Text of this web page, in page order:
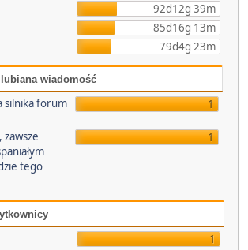
92d12g 39m
85d16g 13m
79d4g 23m
wiadomość
silnika forum
1
zawsze
tego
1
1